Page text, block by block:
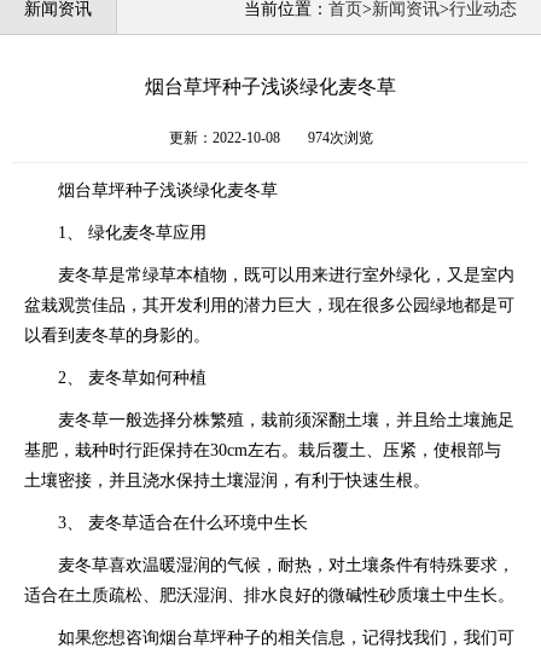
新闻资讯 当前位置： 首页>新闻资讯>行业动态
烟台草坪种子浅谈绿化麦冬草
更新：2022-10-08 974次浏览
烟台草坪种子浅谈绿化麦冬草
1、 绿化麦冬草应用
麦冬草是常绿草本植物，既可以用来进行室外绿化，又是室内
盆栽观赏佳品，其开发利用的潜力巨大，现在很多公园绿地都是可
以看到麦冬草的身影的。
2、 麦冬草如何种植
麦冬草一般选择分株繁殖，栽前须深翻土壤，并且给土壤施足
基肥，栽种时行距保持在30cm左右。栽后覆土、压紧，使根部与
土壤密接，并且浇水保持土壤湿润，有利于快速生根。
3、 麦冬草适合在什么环境中生长
麦冬草喜欢温暖湿润的气候，耐热，对土壤条件有特殊要求，
适合在土质疏松、肥沃湿润、排水良好的微碱性砂质壤土中生长。
如果您想咨询烟台草坪种子的相关信息，记得找我们，我们可